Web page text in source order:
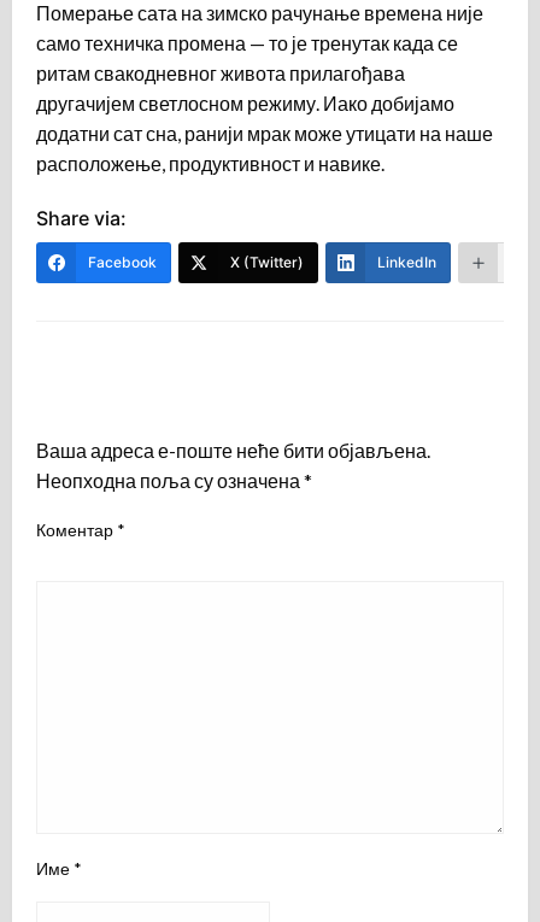
Померање сата на зимско рачунање времена није
само техничка промена — то је тренутак када се
ритам свакодневног живота прилагођава
другачијем светлосном режиму. Иако добијамо
додатни сат сна, ранији мрак може утицати на наше
расположење, продуктивност и навике.
Share via:
Facebook X (Twitter) LinkedIn
Ваша адреса е-поште неће бити објављена.
Неопходна поља су означена *
Коментар *
Име *